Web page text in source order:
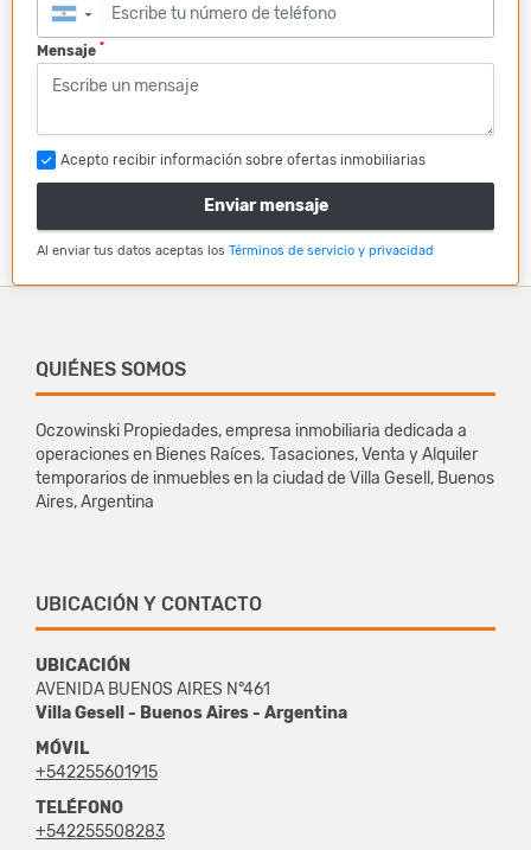
▼
Mensaje *
Acepto recibir información sobre ofertas inmobiliarias
Enviar mensaje
Al enviar tus datos aceptas los Términos de servicio y privacidad
QUIÉNES SOMOS
Oczowinski Propiedades, empresa inmobiliaria dedicada a
operaciones en Bienes Raíces. Tasaciones, Venta y Alquiler
temporarios de inmuebles en la ciudad de Villa Gesell, Buenos
Aires, Argentina
UBICACIÓN Y CONTACTO
UBICACIÓN
AVENIDA BUENOS AIRES N°461
Villa Gesell - Buenos Aires - Argentina
MÓVIL
+542255601915
TELÉFONO
+542255508283